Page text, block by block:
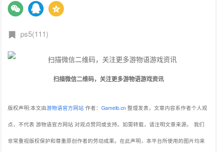
ps5(111)
扫描微信二维码，关注更多游物语游戏资讯
版权声明:本文由游物语官方网站 作者：Gameib.cn 整理发表，文章内容系作者个人观
点，不代表 游物语官方网站 对观点赞同或支持。如需转载，请注明文章来源。 我们
非常重视版权保护和尊重原创作者的劳动成果。在此声明，本平台所使用的图片均来